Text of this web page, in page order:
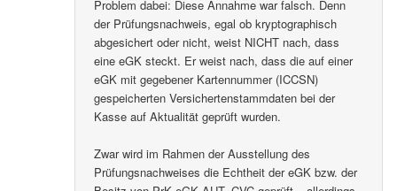
Problem dabei: Diese Annahme war falsch. Denn
der Prüfungsnachweis, egal ob kryptographisch
abgesichert oder nicht, weist NICHT nach, dass
eine eGK steckt. Er weist nach, dass die auf einer
eGK mit gegebener Kartennummer (ICCSN)
gespeicherten Versichertenstammdaten bei der
Kasse auf Aktualität geprüft wurden.
Zwar wird im Rahmen der Ausstellung des
Prüfungsnachweises die Echtheit der eGK bzw. der